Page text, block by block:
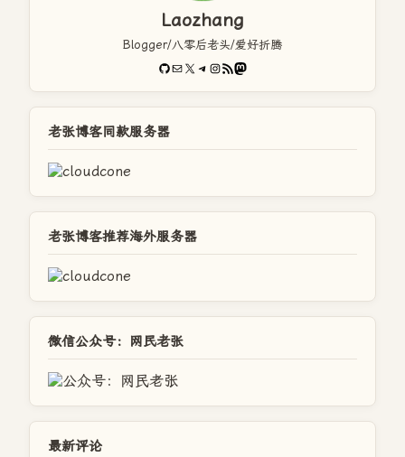
Laozhang
Blogger/八零后老头/爱好折腾
GitHub
电子邮件X Telegram
Instagram
RSS FeedMastodon
老张博客同款服务器
老张博客推荐海外服务器
微信公众号：网民老张
最新评论